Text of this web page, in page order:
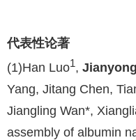
代表性论著
(1)Han Luo1,
Yang, Jitang Chen,
Jiangling Wan*,
assembly of albumin